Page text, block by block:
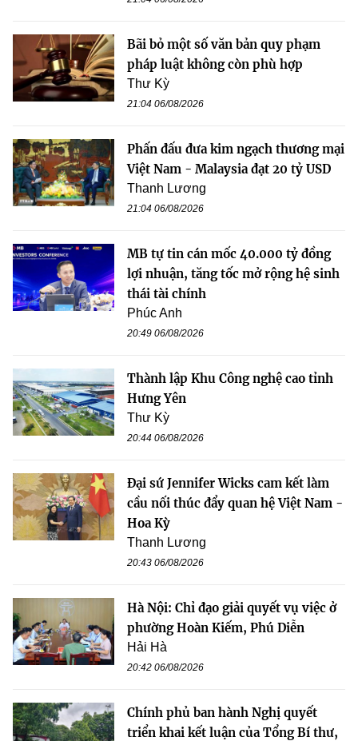
Bãi bỏ một số văn bản quy phạm
pháp luật không còn phù hợp
Thư Kỳ
21:04 06/08/2026
Phấn đấu đưa kim ngạch thương mại
Việt Nam - Malaysia đạt 20 tỷ USD
Thanh Lương
21:04 06/08/2026
MB tự tin cán mốc 40.000 tỷ đồng
lợi nhuận, tăng tốc mở rộng hệ sinh
thái tài chính
Phúc Anh
20:49 06/08/2026
Thành lập Khu Công nghệ cao tỉnh
Hưng Yên
Thư Kỳ
20:44 06/08/2026
Đại sứ Jennifer Wicks cam kết làm
cầu nối thúc đẩy quan hệ Việt Nam -
Hoa Kỳ
Thanh Lương
20:43 06/08/2026
Hà Nội: Chỉ đạo giải quyết vụ việc ở
phường Hoàn Kiếm, Phú Diễn
Hải Hà
20:42 06/08/2026
Chính phủ ban hành Nghị quyết
triển khai kết luận của Tổng Bí thư,